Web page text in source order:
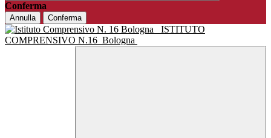
Conferma
Annulla Conferma
ISTITUTO
COMPRENSIVO N.16 Bologna